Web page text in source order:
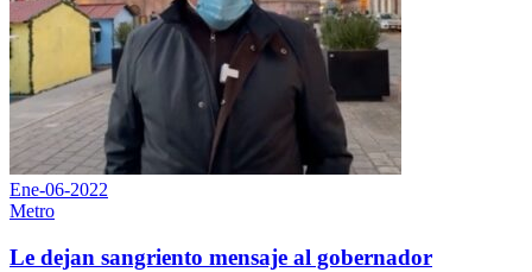
Ene-06-2022
Metro
Le dejan sangriento mensaje al gobernador